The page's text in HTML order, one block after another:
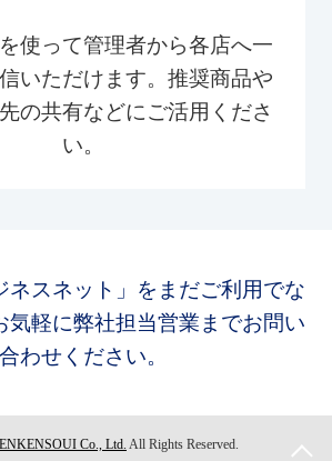
使って管理者から各店へ一
いただけます。推奨商品や
の共有などにご活用くださ
い。
ネスネット」をまだご利用でな
気軽に弊社担当営業までお問い
合わせください。
Co., Ltd. All Rights Reserved.